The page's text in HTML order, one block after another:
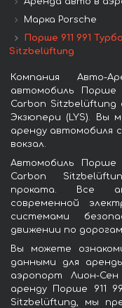
Марка Porsche
Порше 911 991
Sitzbelüftung
Компания Авто-
автомобиль Порше
Carbon Sitzbelüftung
Экзюпери (LYS). Вы
аренду автомобиля
вокзал.
Автомобиль Порше
Carbon
проката. Все
современной
системами
движении по дорогам.
Вы можете
данными для
аэропорт Лион-
аренду Порше 911
Sitzbelüftung, мы